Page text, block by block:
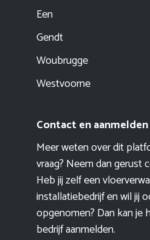
Een
Gendt
Woubrugge
Westvoorne
Contact en aanmelden
Meer weten over dit
vraag? Neem dan gerust
Heb jij zelf een
installatiebedrijf en wil jij
opgenomen? Dan kan je
bedrijf aanmelden.